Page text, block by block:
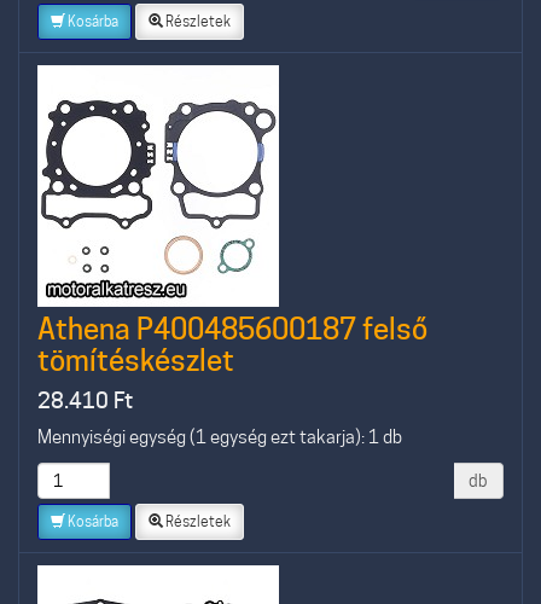
Kosárba Részletek
Athena P400485600187 felső
tömítéskészlet
28.410 Ft
Mennyiségi egység (1 egység ezt takarja): 1 db
db
Kosárba Részletek